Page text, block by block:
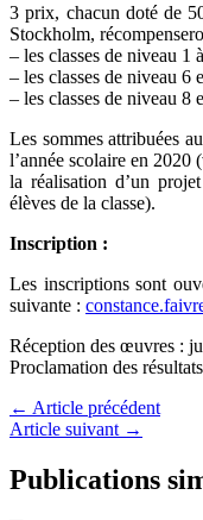
3 prix, chacun doté de
Stockholm,
– les classes de niveau 1
– les classes de niveau 6
– les classes de niveau 8
Les sommes attribuées
l’année scolaire en 2020
la réalisation d’un
élèves de la classe).
Inscription :
Les inscriptions sont
suivante :
Réception des œuvres :
Proclamation des
← Article précédent
Article suivant →
Publications